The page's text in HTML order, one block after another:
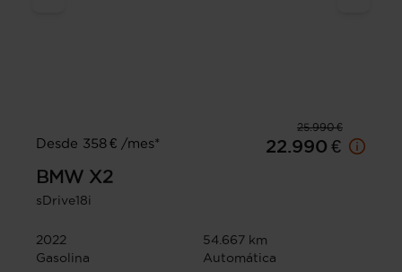
25.990 €
Desde 358 € /mes*
22.990 €
BMW X2
sDrive18i
2022
54.667 km
Gasolina
Automática